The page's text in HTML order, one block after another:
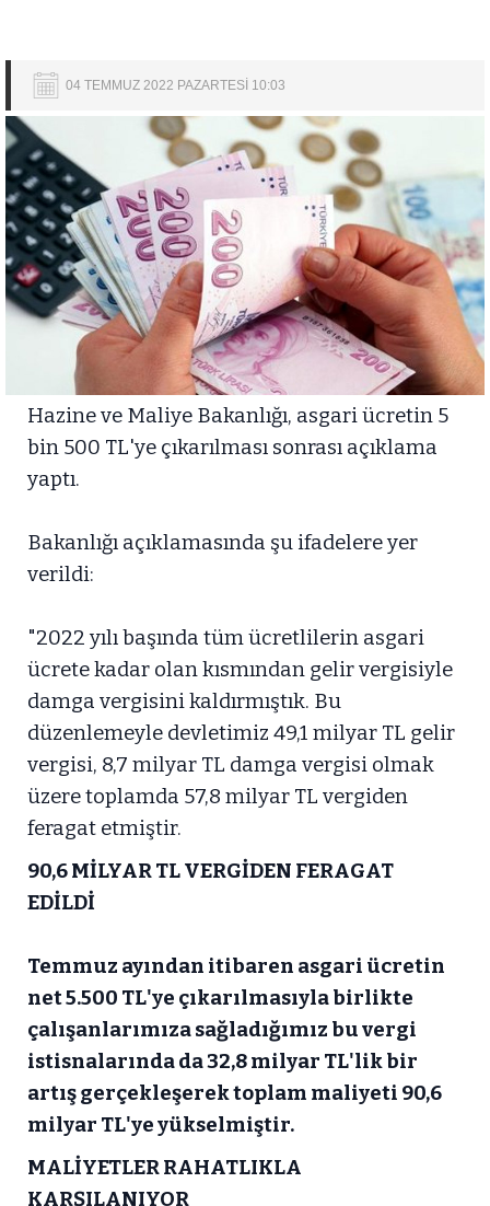
04 TEMMUZ 2022 PAZARTESİ 10:03
Hazine ve Maliye Bakanlığı, asgari ücretin 5
bin 500 TL'ye çıkarılması sonrası açıklama
yaptı.
Bakanlığı açıklamasında şu ifadelere yer
verildi:
"2022 yılı başında tüm ücretlilerin asgari
ücrete kadar olan kısmından gelir vergisiyle
damga vergisini kaldırmıştık. Bu
düzenlemeyle devletimiz 49,1 milyar TL gelir
vergisi, 8,7 milyar TL damga vergisi olmak
üzere toplamda 57,8 milyar TL vergiden
feragat etmiştir.
90,6 MİLYAR TL VERGİDEN FERAGAT
EDİLDİ
Temmuz ayından itibaren asgari ücretin
net 5.500 TL'ye çıkarılmasıyla birlikte
çalışanlarımıza sağladığımız bu vergi
istisnalarında da 32,8 milyar TL'lik bir
artış gerçekleşerek toplam maliyeti 90,6
milyar TL'ye yükselmiştir.
MALİYETLER RAHATLIKLA
KARŞILANIYOR